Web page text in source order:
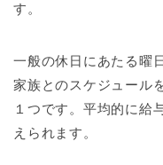
す。
一般の休日にあたる曜
家族とのスケジュール
１つです。平均的に給
えられます。